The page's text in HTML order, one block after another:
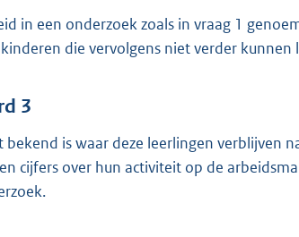
in een onderzoek zoals in vraag 1
die vervolgens niet verder
3
bekend is waar deze leerlingen verblijven
cijfers over hun activiteit op de